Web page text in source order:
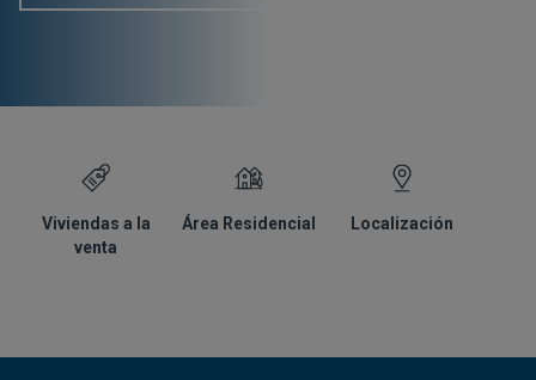
Viviendas a la
venta
Área Residencial Localización